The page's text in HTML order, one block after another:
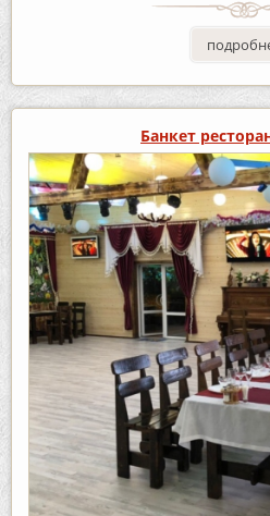
Банкет